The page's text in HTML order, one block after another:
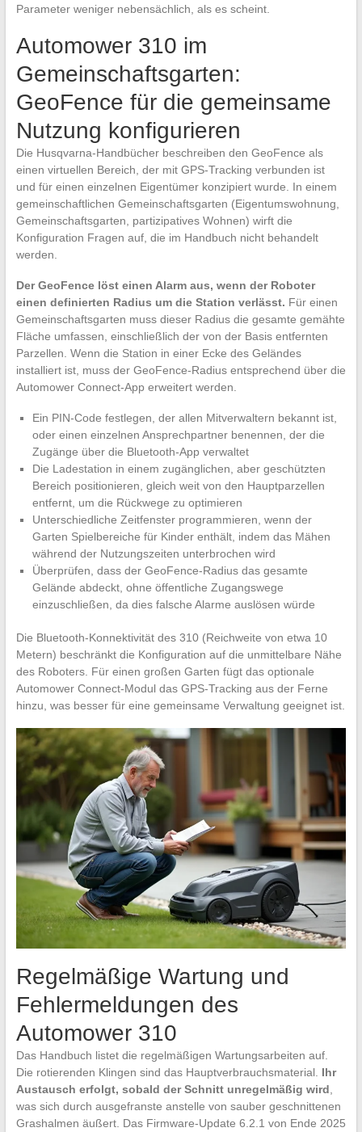
Parameter weniger nebensächlich, als es scheint.
Automower 310 im
Gemeinschaftsgarten:
GeoFence für die gemeinsame
Nutzung konfigurieren
Die Husqvarna-Handbücher beschreiben den GeoFence als
einen virtuellen Bereich, der mit GPS-Tracking verbunden ist
und für einen einzelnen Eigentümer konzipiert wurde. In einem
gemeinschaftlichen Gemeinschaftsgarten (Eigentumswohnung,
Gemeinschaftsgarten, partizipatives Wohnen) wirft die
Konfiguration Fragen auf, die im Handbuch nicht behandelt
werden.
Der GeoFence löst einen Alarm aus, wenn der Roboter
einen definierten Radius um die Station verlässt. Für einen
Gemeinschaftsgarten muss dieser Radius die gesamte gemähte
Fläche umfassen, einschließlich der von der Basis entfernten
Parzellen. Wenn die Station in einer Ecke des Geländes
installiert ist, muss der GeoFence-Radius entsprechend über die
Automower Connect-App erweitert werden.
Ein PIN-Code festlegen, der allen Mitverwaltern bekannt ist,
oder einen einzelnen Ansprechpartner benennen, der die
Zugänge über die Bluetooth-App verwaltet
Die Ladestation in einem zugänglichen, aber geschützten
Bereich positionieren, gleich weit von den Hauptparzellen
entfernt, um die Rückwege zu optimieren
Unterschiedliche Zeitfenster programmieren, wenn der
Garten Spielbereiche für Kinder enthält, indem das Mähen
während der Nutzungszeiten unterbrochen wird
Überprüfen, dass der GeoFence-Radius das gesamte
Gelände abdeckt, ohne öffentliche Zugangswege
einzuschließen, da dies falsche Alarme auslösen würde
Die Bluetooth-Konnektivität des 310 (Reichweite von etwa 10
Metern) beschränkt die Konfiguration auf die unmittelbare Nähe
des Roboters. Für einen großen Garten fügt das optionale
Automower Connect-Modul das GPS-Tracking aus der Ferne
hinzu, was besser für eine gemeinsame Verwaltung geeignet ist.
Regelmäßige Wartung und
Fehlermeldungen des
Automower 310
Das Handbuch listet die regelmäßigen Wartungsarbeiten auf.
Die rotierenden Klingen sind das Hauptverbrauchsmaterial. Ihr
Austausch erfolgt, sobald der Schnitt unregelmäßig wird
was sich durch ausgefranste anstelle von sauber geschnittenen
Grashalmen äußert. Das Firmware-Update 6.2.1 von Ende 2025